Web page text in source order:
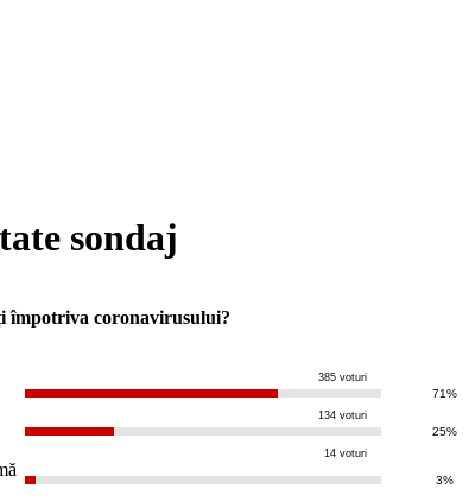
sondaj
împotriva coronavirusului?
385 voturi
71%
134 voturi
25%
14 voturi
3%